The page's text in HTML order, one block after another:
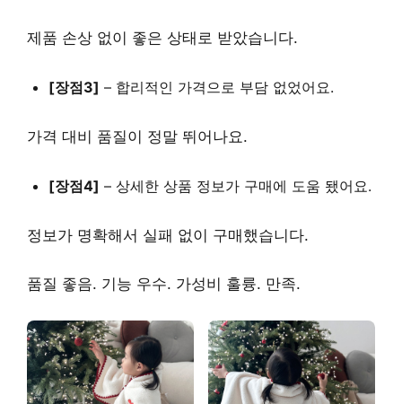
제품 손상 없이 좋은 상태로 받았습니다.
[장점3] – 합리적인 가격 으로 부담 없었어요.
가격 대비 품질이 정말 뛰어나요.
[장점4] – 상세한 상품 정보 가 구매에 도움 됐어요.
정보가 명확해서 실패 없이 구매했습니다.
품질 좋음. 기능 우수. 가성비 훌륭. 만족.